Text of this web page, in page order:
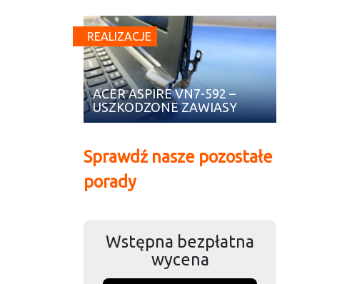
REALIZACJE
ACER ASPIRE VN7-592 –
USZKODZONE ZAWIASY
Sprawdź nasze pozostałe
porady
Wstępna bezpłatna
wycena